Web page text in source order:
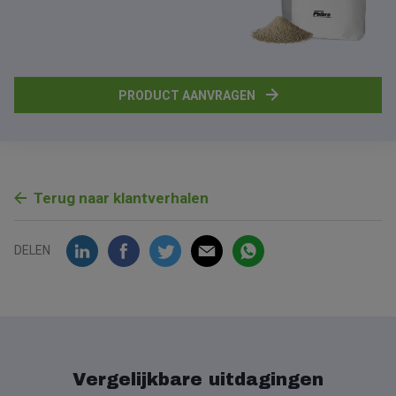
PRODUCT AANVRAGEN
Terug naar klantverhalen
DELEN
Vergelijkbare uitdagingen